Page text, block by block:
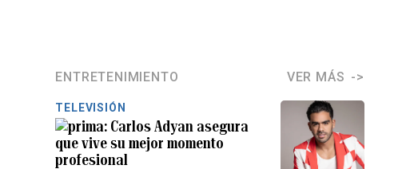
ENTRETENIMIENTO VER MÁS
TELEVISIÓN
Carlos Adyan asegura
que vive su mejor momento
profesional